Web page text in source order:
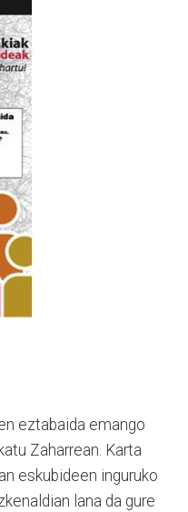
eztabaida emango
Zaharrean. Karta
eskubideen inguruko
lana da gure